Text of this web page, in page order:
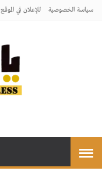
سياسة الخصوصية للإعلان في الموقع